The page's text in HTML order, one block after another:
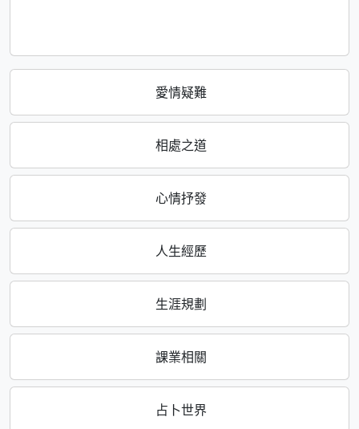
愛情疑難
相處之道
心情抒發
人生經歷
生涯規劃
課業相關
占卜世界